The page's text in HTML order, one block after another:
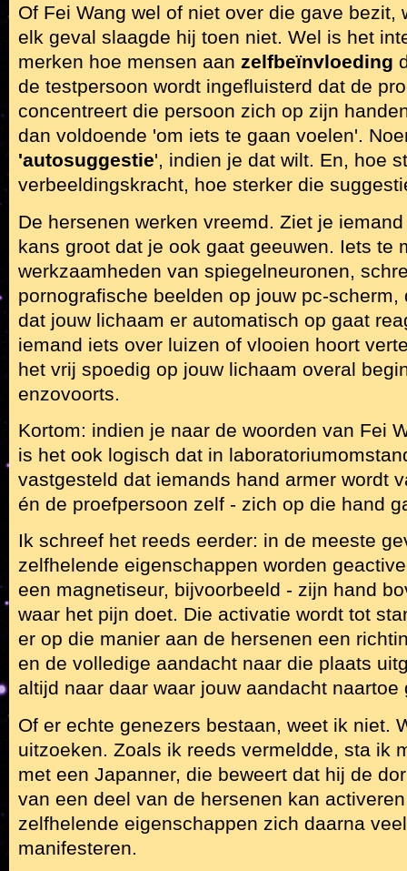
Of Fei Wang wel of niet over die gave bezit,
elk geval slaagde hij toen niet. Wel is het
merken hoe mensen aan zelfbeïnvloeding
de testpersoon wordt ingefluisterd dat de
concentreert die persoon zich op zijn
dan voldoende 'om iets te gaan voelen'.
'autosuggestie', indien je dat wilt. En, hoe
verbeeldingskracht, hoe sterker die
De hersenen werken vreemd. Ziet je
kans groot dat je ook gaat geeuwen. Iets te
werkzaamheden van spiegelneuronen,
pornografische beelden op jouw pc-
dat jouw lichaam er automatisch op gaat
iemand iets over luizen of vlooien hoort
het vrij spoedig op jouw lichaam overal
enzovoorts.
Kortom: indien je naar de woorden van Fei
is het ook logisch dat in
vastgesteld dat iemands hand armer wordt
én de proefpersoon zelf - zich op die hand
Ik schreef het reeds eerder: in de meeste
zelfhelende eigenschappen worden
een magnetiseur, bijvoorbeeld - zijn hand
waar het pijn doet. Die activatie wordt tot
er op die manier aan de hersenen een
en de volledige aandacht naar die plaats
altijd naar daar waar jouw aandacht naartoe
Of er echte genezers bestaan, weet ik niet.
uitzoeken. Zoals ik reeds vermeldde, sta ik
met een Japanner, die beweert dat hij de
van een deel van de hersenen kan
zelfhelende eigenschappen zich daarna
manifesteren.